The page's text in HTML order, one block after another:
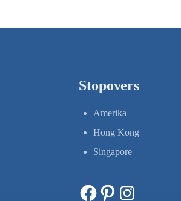
Stopovers
Amerika
Hong Kong
Singapore
Facebook Pinterest Instagram